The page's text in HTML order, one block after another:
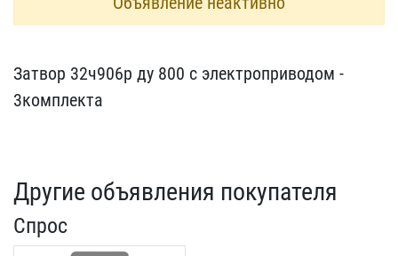
Затвор 32ч906р ду 800 с ​электроприводом -
3компл​екта
Другие объявления покупателя
Спрос